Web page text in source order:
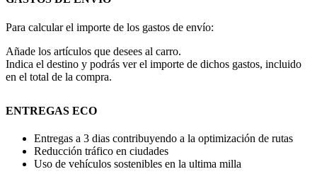
Para calcular el importe de los gastos de envío:
Añade los artículos que desees al carro.
Indica el destino y podrás ver el importe de dichos gastos, incluido
en el total de la compra.
ENTREGAS ECO
Entregas a 3 dias contribuyendo a la optimización de rutas
Reducción tráfico en ciudades
Uso de vehículos sostenibles en la ultima milla